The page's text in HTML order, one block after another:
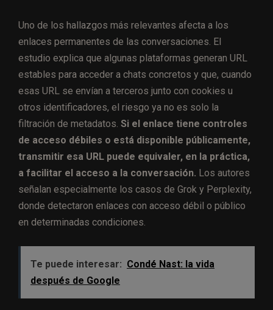
Uno de los hallazgos más relevantes afecta a los
enlaces permanentes de las conversaciones. El
estudio explica que algunas plataformas generan URL
estables para acceder a chats concretos y que, cuando
esas URL se envían a terceros junto con cookies u
otros identificadores, el riesgo ya no es solo la
filtración de metadatos. Si el enlace tiene controles
de acceso débiles o está disponible públicamente,
transmitir esa URL puede equivaler, en la práctica,
a facilitar el acceso a la conversación. Los autores
señalan especialmente los casos de Grok y Perplexity,
donde detectaron enlaces con acceso débil o público
en determinadas condiciones.
Te puede interesar: Condé Nast: la vida
después de Google